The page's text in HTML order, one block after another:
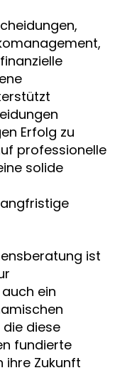
Erfolg zu
professionelle
solide
ist
ein
diese
fundierte
ihre Zukunft